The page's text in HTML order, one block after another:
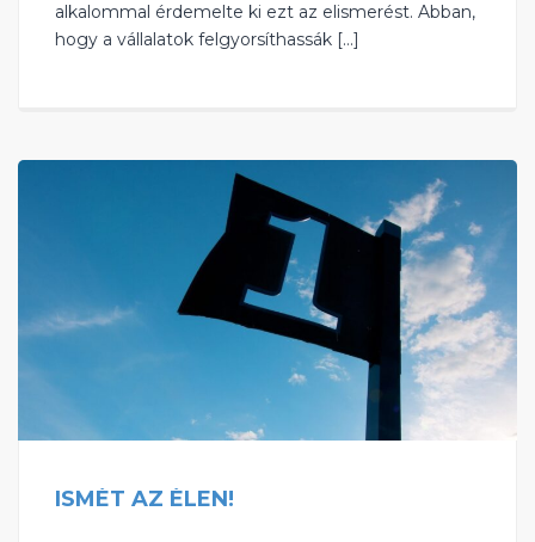
alkalommal érdemelte ki ezt az elismerést. Abban,
hogy a vállalatok felgyorsíthassák […]
ISMÉT AZ ÉLEN!